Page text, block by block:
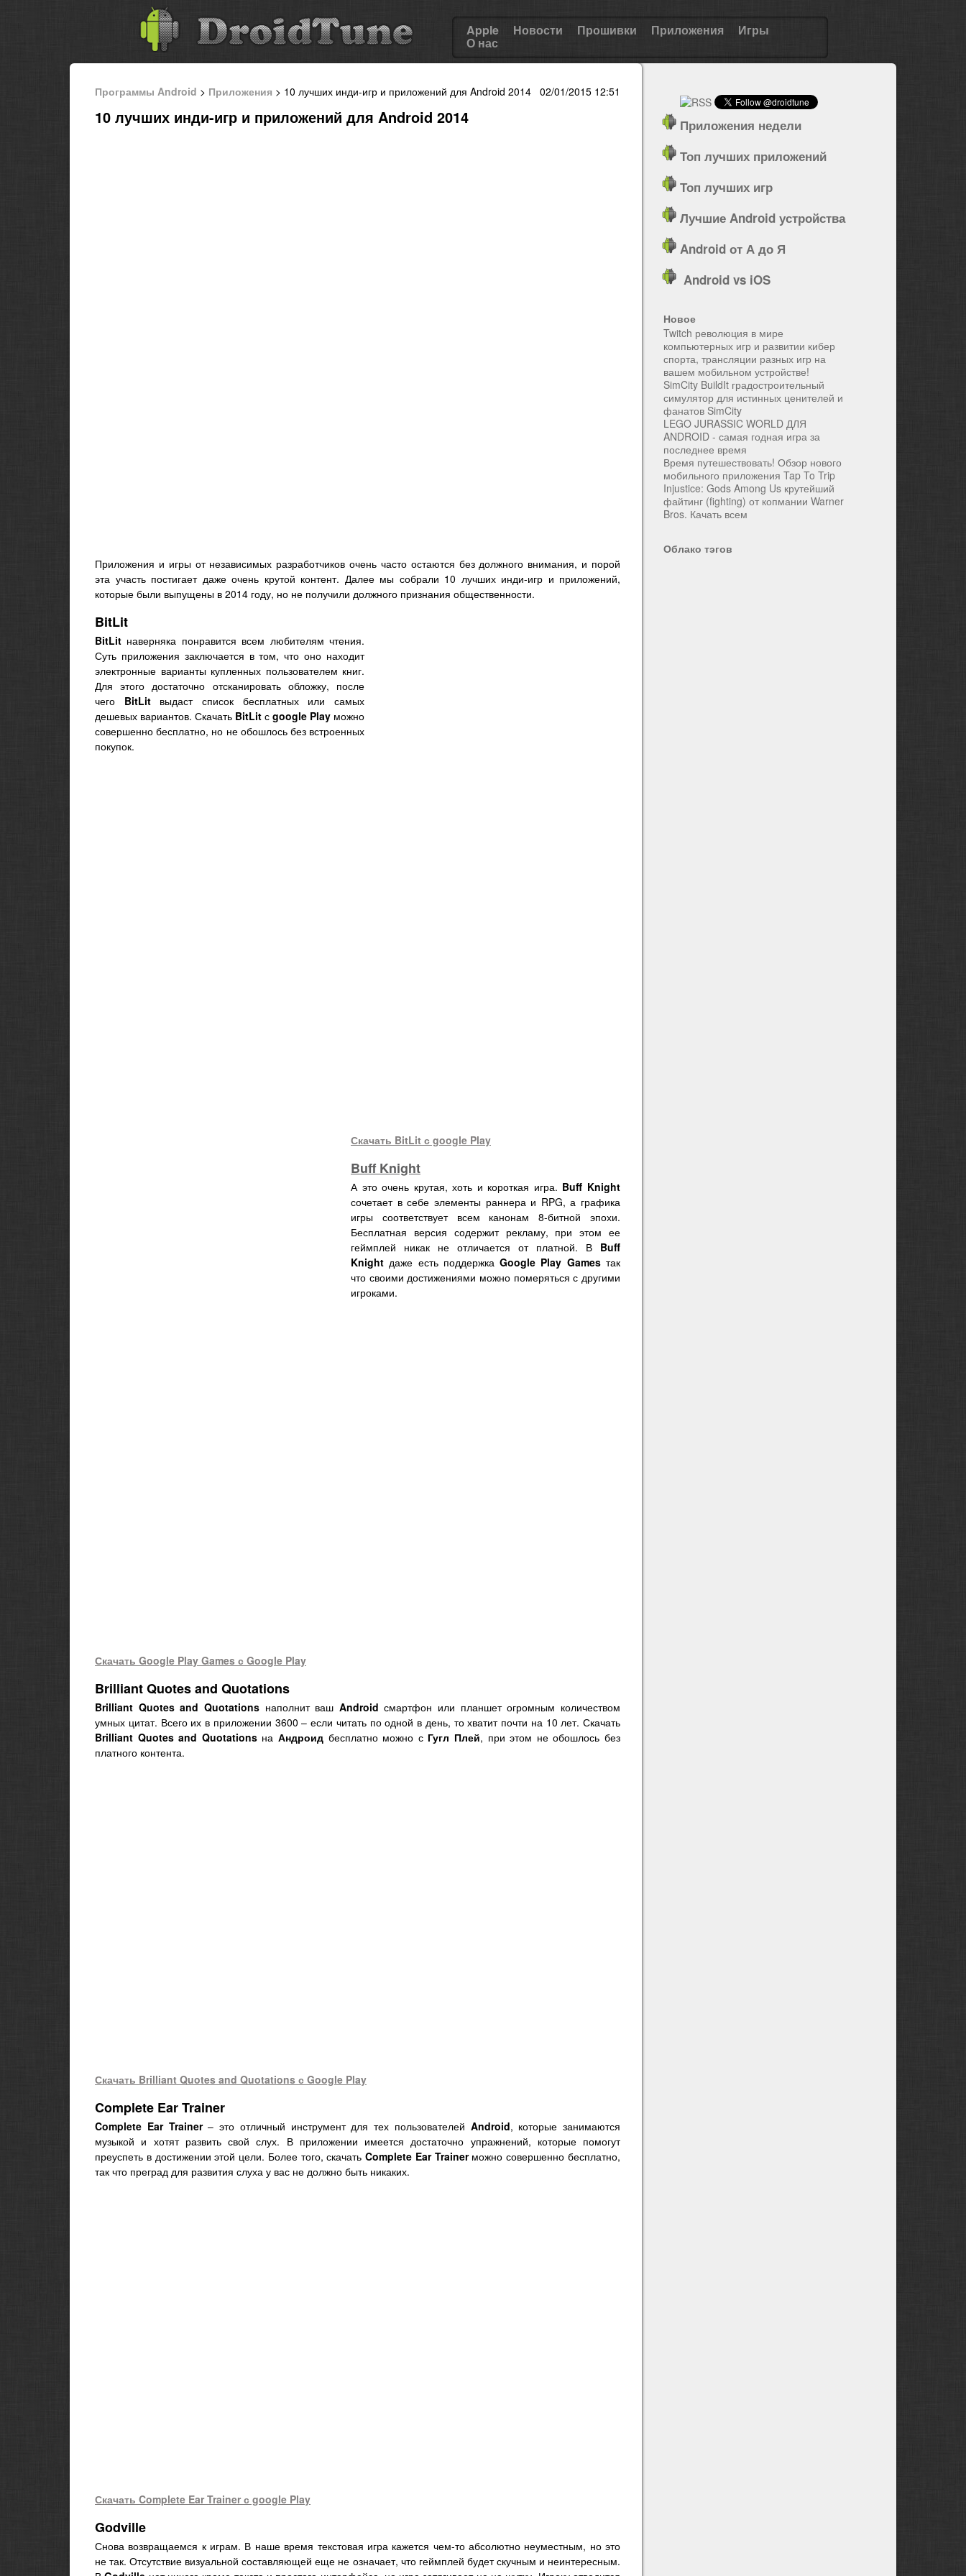
Apple Новости Прошивки Приложения Игры
О нас
Программы Android > Приложения > 10 лучших инди-игр и приложений для Android 2014 02/01/2015 12:51
10 лучших инди-игр и приложений для Android 2014
Приложения и игры от независимых разработчиков очень часто остаются без должного внимания, и порой
эта участь постигает даже очень крутой контент. Далее мы собрали 10 лучших инди-игр и приложений,
которые были выпущены в 2014 году, но не получили должного признания общественности.
BitLit
BitLit наверняка понравится всем любителям чтения.
Суть приложения заключается в том, что оно находит
электронные варианты купленных пользователем книг.
Для этого достаточно отсканировать обложку, после
чего BitLitвыдаст список бесплатных или самых
дешевых вариантов. Скачать BitLit с google Play можно
совершенно бесплатно, но не обошлось без встроенных
покупок.
Скачать BitLit с google Play
Buff Knight
А это очень крутая, хоть и короткая игра. Buff Knight
сочетает в себе элементы раннера и RPG, а графика
игры соответствует всем канонам 8-битной эпохи.
Бесплатная версия содержит рекламу, при этом ее
геймплей никак не отличается от платной. В Buff
Knight даже есть поддержкаGoogle Play Gamesтак
что своими достижениями можно померяться с другими
игроками.
Скачать Google Play Games с Google Play
Brilliant Quotes and Quotations
Brilliant Quotes and Quotationsнаполнит ваш Android смартфон или планшет огромным количеством
умных цитат. Всего их в приложении 3600 – если читать по одной в день, то хватит почти на 10 лет. Скачать
Brilliant Quotes and QuotationsнаАндроид бесплатно можно с Гугл Плей, при этом не обошлось без
платного контента.
Скачать Brilliant Quotes and Quotations с Google Play
Complete Ear Trainer
Complete Ear Trainer– это отличный инструмент для тех пользователей Android, которые занимаются
музыкой и хотят развить свой слух. В приложении имеется достаточно упражнений, которые помогут
преуспеть в достижении этой цели. Более того, скачатьComplete Ear Trainerможно совершенно бесплатно,
так что преград для развития слуха у вас не должно быть никаких.
Скачать Complete Ear Trainer с google Play
Godville
Снова возвращаемся к играм. В наше время текстовая игра кажется чем-то абсолютно неуместным, но это
не так. Отсутствие визуальной составляющей еще не означает, что геймплей будет скучным и неинтересным.
Приложения недели
Топ лучших приложений
Топ лучших игр
Лучшие Android устройства
Android от А до Я
Android vs iOS
Новое
Twitch революция в мире
компьютерных игр и развитии кибер
спорта, трансляции разных игр на
вашем мобильном устройстве!
SimCity BuildIt градостроительный
симулятор для истинных ценителей и
фанатов SimCity
LEGO JURASSIC WORLD ДЛЯ
ANDROID - самая годная игра за
последнее время
Время путешествовать! Обзор нового
мобильного приложения Tap To Trip
Injustice: Gods Among Us крутейший
файтинг (fighting) от копмании Warner
Bros. Качать всем
Облако тэгов